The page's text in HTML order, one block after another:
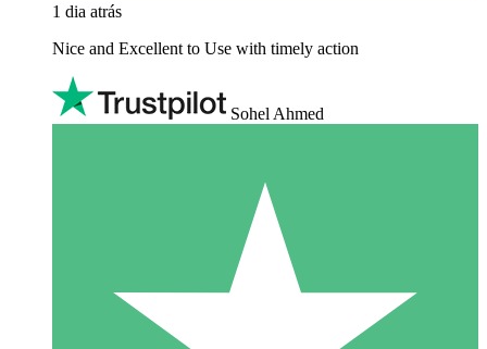
1 dia atrás
Nice and Excellent to Use with timely action
Sohel Ahmed